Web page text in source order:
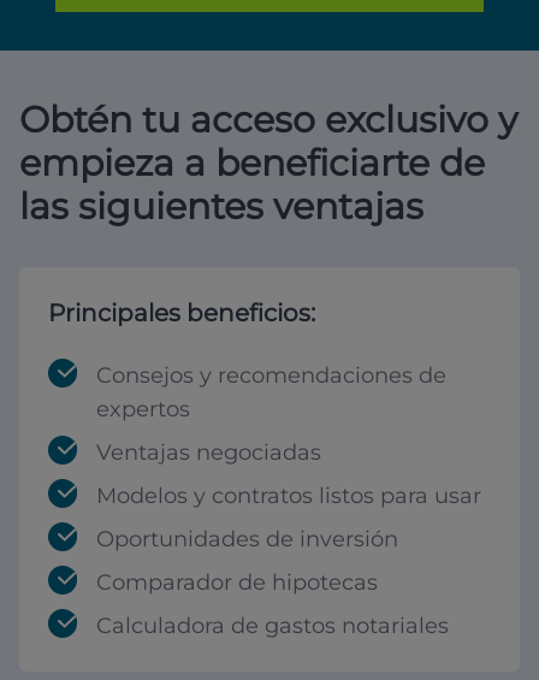
Obtén tu acceso exclusivo y
empieza a beneficiarte de
las siguientes ventajas
Principales beneficios:
Consejos y recomendaciones de
expertos
Ventajas negociadas
Modelos y contratos listos para usar
Oportunidades de inversión
Comparador de hipotecas
Calculadora de gastos notariales